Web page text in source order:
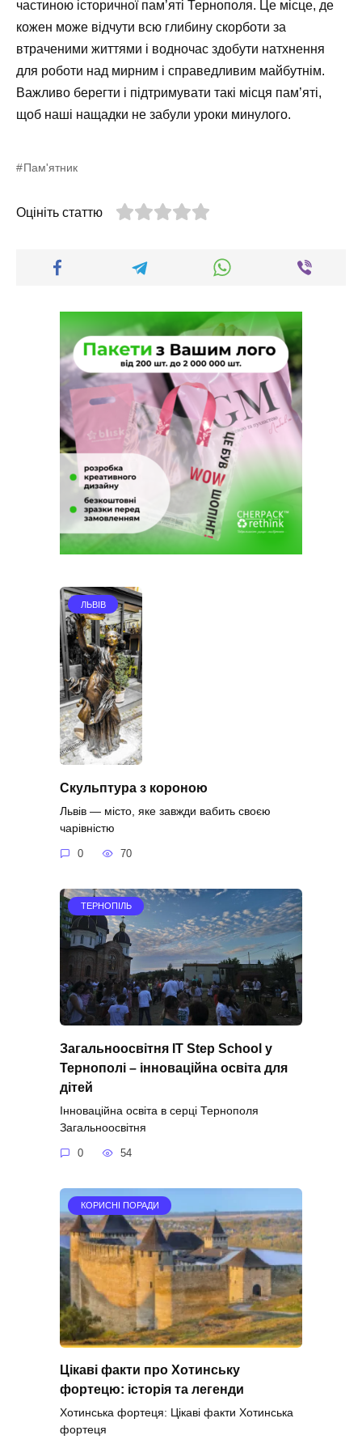
частиною історичної пам’яті Тернополя. Це місце, де
кожен може відчути всю глибину скорботи за
втраченими життями і водночас здобути натхнення
для роботи над мирним і справедливим майбутнім.
Важливо берегти і підтримувати такі місця пам’яті,
щоб наші нащадки не забули уроки минулого.
Пам'ятник
Оцініть статтю
ЛЬВІВ
Скульптура з короною
Львів — місто, яке завжди вабить своєю
чарівністю
0 70
ТЕРНОПІЛЬ
Загальноосвітня IT Step School у
Тернополі – інноваційна освіта для
дітей
Інноваційна освіта в серці Тернополя
Загальноосвітня
0 54
КОРИСНІ ПОРАДИ
Цікаві факти про Хотинську
фортецю: історія та легенди
Хотинська фортеця: Цікаві факти Хотинська
фортеця